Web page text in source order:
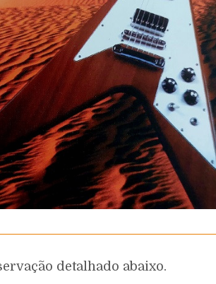
detalhado abaixo.